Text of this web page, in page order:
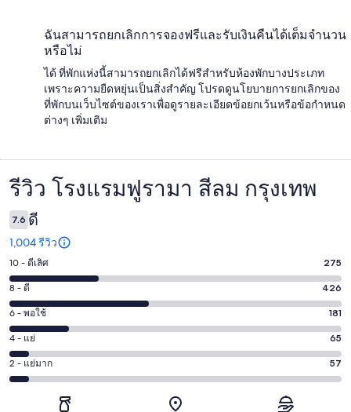
ฉันสามารถยกเลิกการจองฟรีและรับเงินคืนได้เต็มจำนวน
หรือไม่
ได้ ที่พักแห่งนี้สามารถยกเลิกได้ฟรีสำหรับห้องพักบางประเภท
เพราะความยืดหยุ่นเป็นสิ่งสำคัญ โปรดดูนโยบายการยกเลิกของ
ที่พักบนเว็บไซต์ของเราเพื่อดูรายละเอียดข้อยกเว้นหรือข้อกำหนด
ต่างๆ เพิ่มเติม
รีวิว
รีวิว โรงแรมฟูรามา สีลม กรุงเทพ
7.6 ดี
1,004 รีวิว
คะแนน
10
-
ดี
เลิศ
275
จาก
10 - ดีเลิศ 275
คะแนน
8
-
ดี
426
จาก
8 - ดี 426
คะแนน
6
-
พอใช้
181
6 - พอใช้ 181
คะแนน
4
-
4 - แย่ 65
คะแนน
2
2 - แย่มาก 57